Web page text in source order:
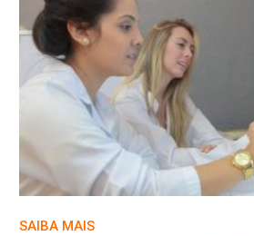
SAIBA MAIS